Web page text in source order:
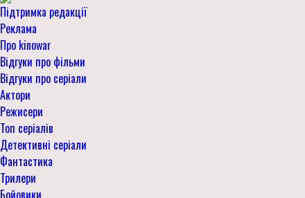
Підтримка редакції
Реклама
Про kinowar
Відгуки про фільми
Відгуки про серіали
Актори
Режисери
Топ серіалів
Детективні серіали
Фантастика
Трилери